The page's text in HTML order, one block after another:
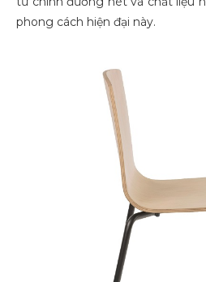
phong cách hiện đại này.